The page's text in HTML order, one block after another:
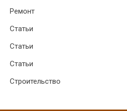
Ремонт
Статьи
Статьи
Статьи
Строительство